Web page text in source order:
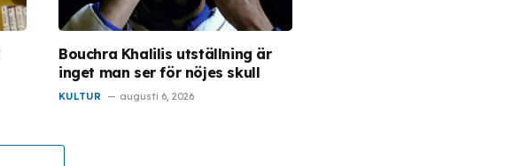
Bouchra Khalilis utställning är
inget man ser för nöjes skull
KULTUR augusti 6, 2026